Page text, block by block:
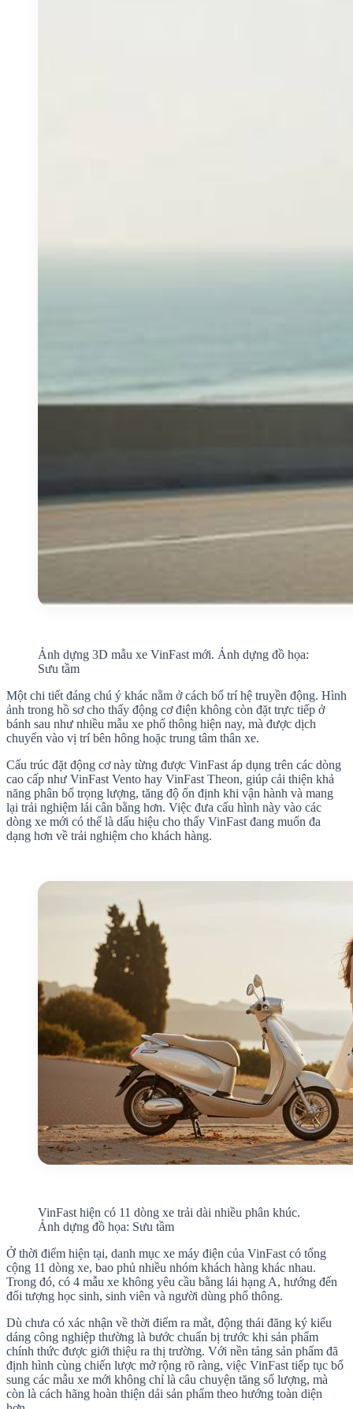
Ảnh dựng 3D mẫu xe VinFast mới. Ảnh dựng đồ họa:
Sưu tầm
Một chi tiết đáng chú ý khác nằm ở cách bố trí hệ truyền động. Hình
ảnh trong hồ sơ cho thấy động cơ điện không còn đặt trực tiếp ở
bánh sau như nhiều mẫu xe phổ thông hiện nay, mà được dịch
chuyển vào vị trí bên hông hoặc trung tâm thân xe.
Cấu trúc đặt động cơ này từng được VinFast áp dụng trên các dòng
cao cấp như VinFast Vento hay VinFast Theon, giúp cải thiện khả
năng phân bổ trọng lượng, tăng độ ổn định khi vận hành và mang
lại trải nghiệm lái cân bằng hơn. Việc đưa cấu hình này vào các
dòng xe mới có thể là dấu hiệu cho thấy VinFast đang muốn đa
dạng hơn về trải nghiệm cho khách hàng.
VinFast hiện có 11 dòng xe trải dài nhiều phân khúc.
Ảnh dựng đồ họa: Sưu tầm
Ở thời điểm hiện tại, danh mục xe máy điện của VinFast có tổng
cộng 11 dòng xe, bao phủ nhiều nhóm khách hàng khác nhau.
Trong đó, có 4 mẫu xe không yêu cầu bằng lái hạng A, hướng đến
đối tượng học sinh, sinh viên và người dùng phổ thông.
Dù chưa có xác nhận về thời điểm ra mắt, động thái đăng ký kiểu
dáng công nghiệp thường là bước chuẩn bị trước khi sản phẩm
chính thức được giới thiệu ra thị trường. Với nền tảng sản phẩm đã
định hình cùng chiến lược mở rộng rõ ràng, việc VinFast tiếp tục bổ
sung các mẫu xe mới không chỉ là câu chuyện tăng số lượng, mà
còn là cách hãng hoàn thiện dải sản phẩm theo hướng toàn diện